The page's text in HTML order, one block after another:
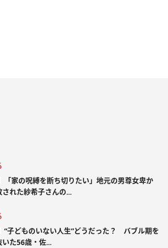
「家の呪縛を断ち切りたい」地元の男尊女卑か
された紗希子さんの...
“子どものいない人生”どうだった？ バブル期を
いた56歳・佐...